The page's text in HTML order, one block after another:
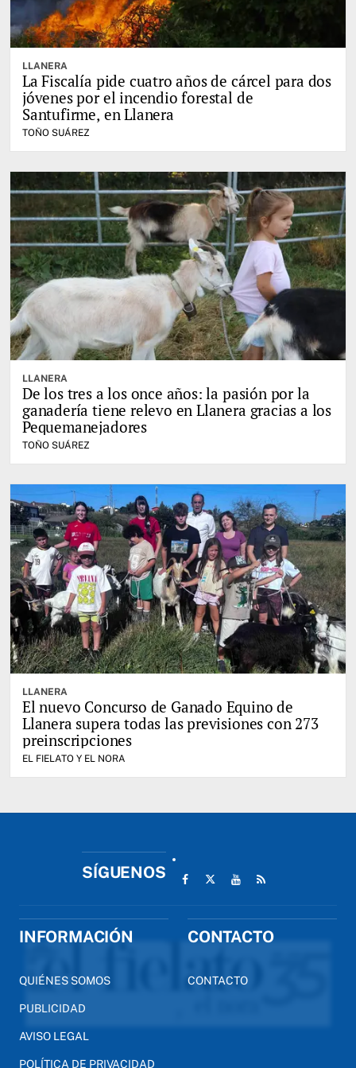
LLANERA
La Fiscalía pide cuatro años de cárcel para dos
jóvenes por el incendio forestal de
Santufirme, en Llanera
TOÑO SUÁREZ
LLANERA
De los tres a los once años: la pasión por la
ganadería tiene relevo en Llanera gracias a los
Pequemanejadores
TOÑO SUÁREZ
LLANERA
El nuevo Concurso de Ganado Equino de
Llanera supera todas las previsiones con 273
preinscripciones
EL FIELATO Y EL NORA
SÍGUENOS
INFORMACIÓN
QUIÉNES SOMOS
PUBLICIDAD
AVISO LEGAL
POLÍTICA DE PRIVACIDAD
CONTACTO
CONTACTO